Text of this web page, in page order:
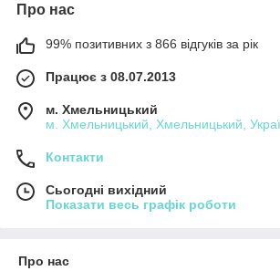
Про нас
99% позитивних з 866 відгуків за рік
Працює з 08.07.2013
м. Хмельницький
м. Хмельницький, Хмельницький,
Контакти
Сьогодні вихідний
Показати весь графік роботи
Про нас